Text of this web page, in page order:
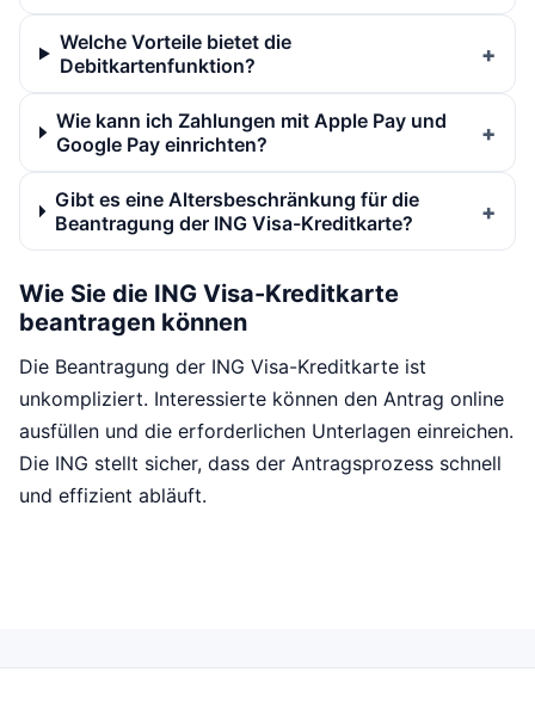
Welche Vorteile bietet die
Debitkartenfunktion?
Wie kann ich Zahlungen mit Apple Pay und
Google Pay einrichten?
Gibt es eine Altersbeschränkung für die
Beantragung der ING Visa-Kreditkarte?
Wie Sie die ING Visa-Kreditkarte
beantragen können
Die Beantragung der ING Visa-Kreditkarte ist
unkompliziert. Interessierte können den Antrag online
ausfüllen und die erforderlichen Unterlagen einreichen.
Die ING stellt sicher, dass der Antragsprozess schnell
und effizient abläuft.